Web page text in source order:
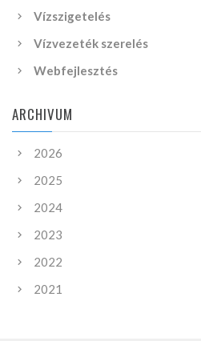
Vízszigetelés
Vízvezeték szerelés
Webfejlesztés
ARCHIVUM
2026
2025
2024
2023
2022
2021